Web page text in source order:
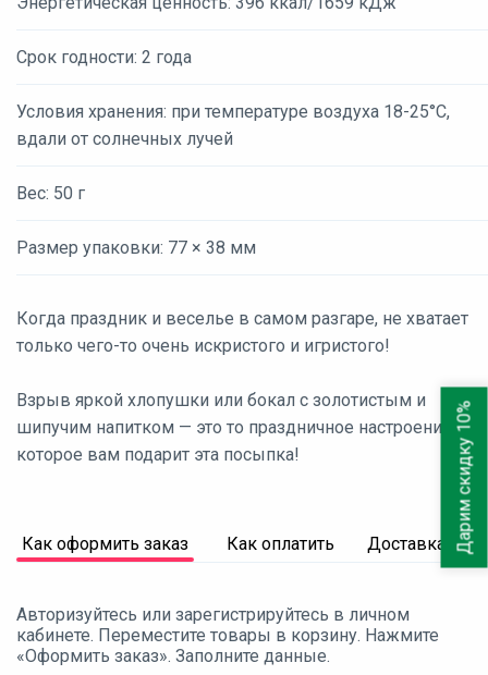
Срок годности: 2 года
Условия хранения: при температуре воздуха 18-25°С,
вдали от солнечных лучей
Вес: 50 г
Размер упаковки: 77 × 38 мм
Когда праздник и веселье в самом разгаре, не хватает
только чего-то очень искристого и игристого!
Взрыв яркой хлопушки или бокал с золотистым и
шипучим напитком — это то праздничное настроение,
которое вам подарит эта посыпка!
Как оформить заказ Как оплатить Доставка
Авторизуйтесь или зарегистрируйтесь в личном
кабинете. Переместите товары в корзину. Нажмите
«Оформить заказ». Заполните данные.
Дарим скидку 10%